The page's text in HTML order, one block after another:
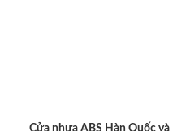
Cửa nhựa ABS Hàn Quốc và